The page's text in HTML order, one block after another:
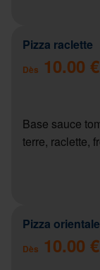
Pizza raclette
Dès 10.00 €
Base sauce
terre, raclette,
Pizza orientale
Dès 10.00 €